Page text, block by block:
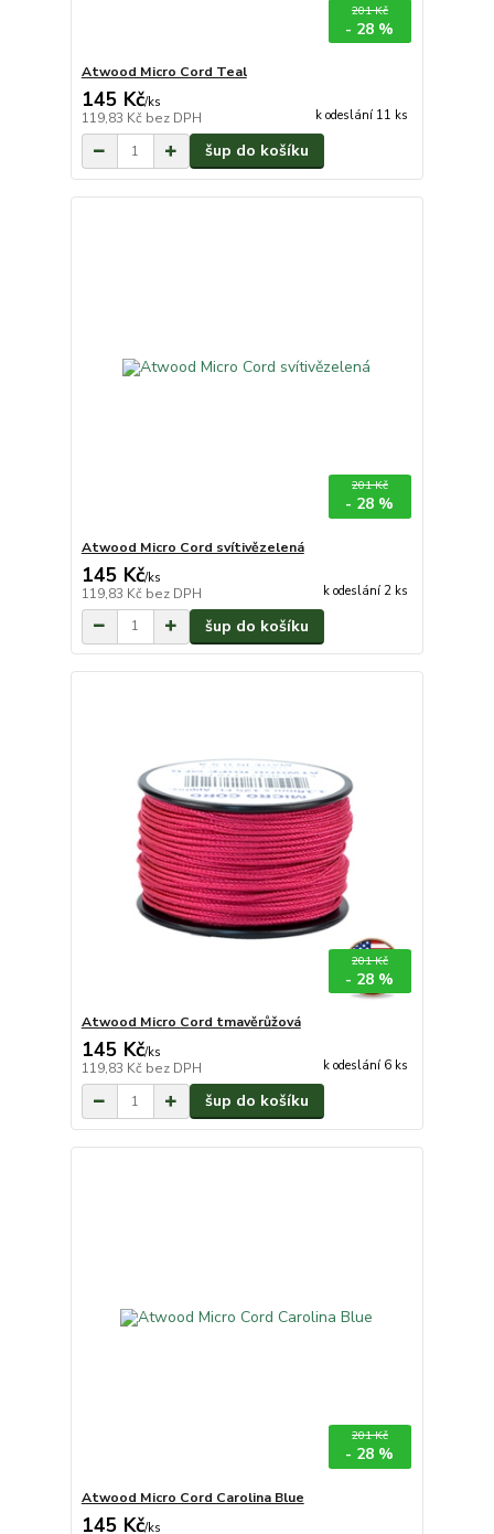
201 Kč
- 28 %
Atwood Micro Cord Teal
145 Kč/ks
119,83 Kč bez DPH k odeslání 11 ks
šup do košíku
201 Kč
- 28 %
Atwood Micro Cord svítivězelená
145 Kč/ks
119,83 Kč bez DPH k odeslání 2 ks
šup do košíku
201 Kč
- 28 %
Atwood Micro Cord tmavěrůžová
145 Kč/ks
119,83 Kč bez DPH k odeslání 6 ks
šup do košíku
201 Kč
- 28 %
Atwood Micro Cord Carolina Blue
145 Kč/ks